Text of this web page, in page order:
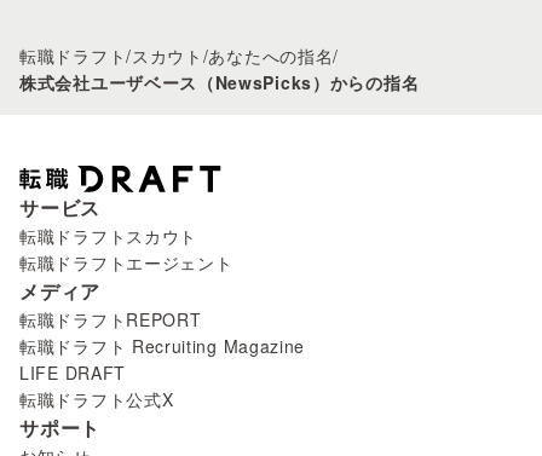
転職ドラフト/スカウト /あなたへの指名/
株式会社ユーザベース（NewsPicks）からの指名
サービス
転職ドラフトスカウト
転職ドラフトエージェント
メディア
転職ドラフトREPORT
転職ドラフト Recruiting Magazine
LIFE DRAFT
転職ドラフト公式X
サポート